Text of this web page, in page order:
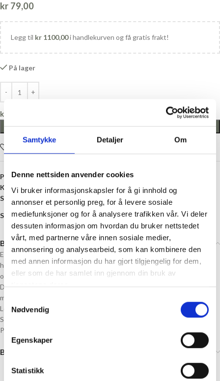
Samtykke Detaljer Om
Denne nettsiden anvender cookies
Vi bruker informasjonskapsler for å gi innhold og
annonser et personlig preg, for å levere sosiale
mediefunksjoner og for å analysere trafikken vår. Vi deler
dessuten informasjon om hvordan du bruker nettstedet
vårt, med partnerne våre innen sosiale medier,
annonsering og analysearbeid, som kan kombinere den
med annen informasjon du har gjort tilgjengelig for dem,
eller som de har samlet inn gjennom din bruk av
tjenestene deres.
Samtykkevalg
Nødvendig
Egenskaper
Statistikk
kr 79,00
Legg til kr 1100,00i handlekurven og få gratis frakt!
På lager
kr
LEGG I HANDLEKURV
Legg i ønskelisten
Produktnummer:8720815439515
Kategori: Maskemarkører
Stikkord:
Metall Strikkefisk
Share:
Beskrivelse
En strikkefisk, eller også kalt «Tellelenke» er en omgangsteller du
henger direkte på strikkepinnen, og hjelper deg å holde orden på
omgangene i strikkeprosjektet ditt.
Du plasserer lenken i starten av omgangen, og for hver omgang du
møter på lenken igjen, bytter du hull.
Lenken har 10 hull, og kan telle 10 omganger for deg.
Strikkefisken er som et dekorativt smykke til strikkeprosjektet ditt.
Passer opp til pinne 10,00 mm
Brand